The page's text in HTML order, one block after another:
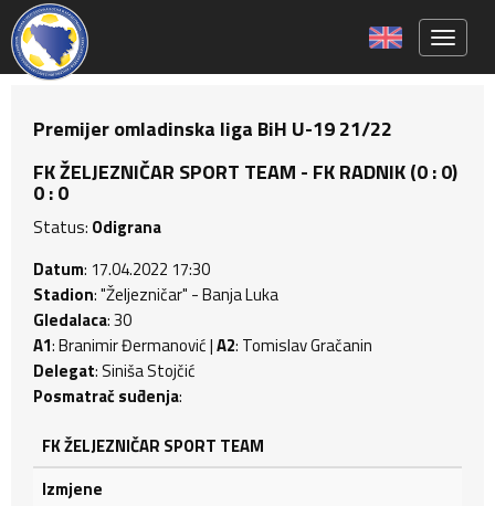
Premijer omladinska liga BiH U-19 21/22
FK ŽELJEZNIČAR SPORT TEAM - FK RADNIK (0 : 0)
0 : 0
Status: Odigrana
Datum: 17.04.2022 17:30
Stadion: "Željezničar" - Banja Luka
Gledalaca: 30
A1: Branimir Đermanović |A2: Tomislav Gračanin
Delegat: Siniša Stojčić
Posmatrač suđenja:
FK ŽELJEZNIČAR SPORT TEAM
Izmjene